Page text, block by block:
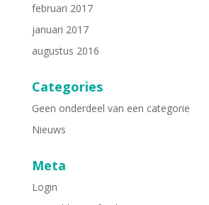
februari 2017
januari 2017
augustus 2016
Categories
Geen onderdeel van een categorie
Nieuws
Meta
Login